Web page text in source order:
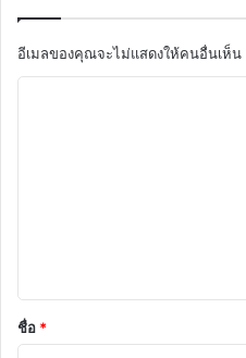
อีเมลของคุณจะไม่แสดงให้คนอื่นเห็น
*
ชื่อ *